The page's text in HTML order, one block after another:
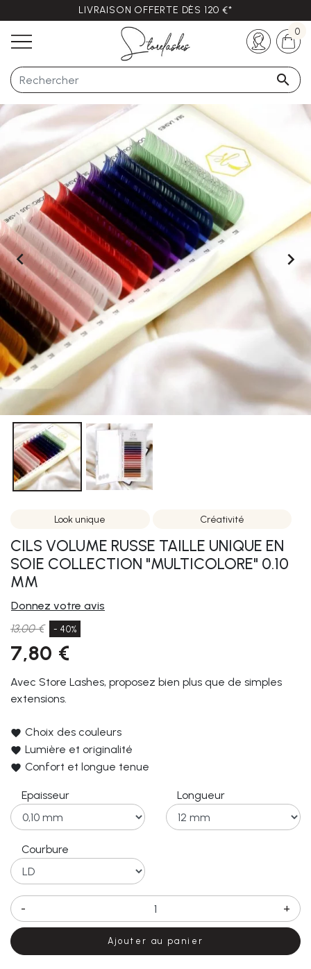
LIVRAISON OFFERTE DÈS 120 €*
Des questions ?
+33 (0)5 57 21 62 94

0
 
Look unique Créativité
CILS VOLUME RUSSE TAILLE UNIQUE EN
SOIE COLLECTION "MULTICOLORE" 0.10
MM
Donnez votre avis
13,00 €
- 40%
7,80 €
Avec Store Lashes, proposez bien plus que de simples
extensions.
Choix des couleurs
Lumière et originalité
Confort et longue tenue
Epaisseur Longueur
Courbure
- +
Ajouter au panier